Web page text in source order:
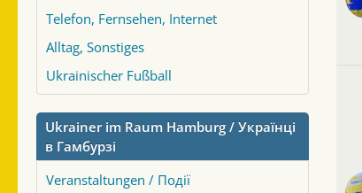
Telefon, Fernsehen, Internet
Alltag, Sonstiges
Ukrainischer Fußball
Ukrainer im Raum Hamburg / Українці
в Гамбурзі
Veranstaltungen / Події